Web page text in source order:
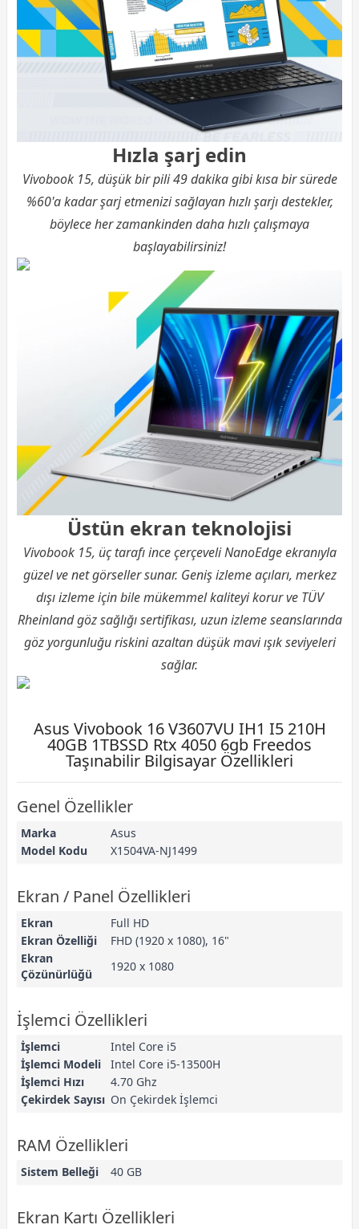
Hızla şarj edin
Vivobook 15, düşük bir pili 49 dakika gibi kısa bir sürede
%60'a kadar şarj etmenizi sağlayan hızlı şarjı destekler,
böylece her zamankinden daha hızlı çalışmaya
başlayabilirsiniz!
Üstün ekran teknolojisi
Vivobook 15, üç tarafı ince çerçeveli NanoEdge ekranıyla
güzel ve net görseller sunar. Geniş izleme açıları, merkez
dışı izleme için bile mükemmel kaliteyi korur ve TÜV
Rheinland göz sağlığı sertifikası, uzun izleme seanslarında
göz yorgunluğu riskini azaltan düşük mavi ışık seviyeleri
sağlar.
Asus Vivobook 16 V3607VU IH1 I5 210H
40GB 1TBSSD Rtx 4050 6gb Freedos
Taşınabilir Bilgisayar Özellikleri
Genel Özellikler
Marka
Asus
Model Kodu
X1504VA-NJ1499
Ekran / Panel Özellikleri
Ekran
Full HD
Ekran Özelliği
FHD (1920 x 1080), 16"
Ekran
Çözünürlüğü
1920 x 1080
İşlemci Özellikleri
İşlemci
Intel Core i5
İşlemci Modeli
Intel Core i5-13500H
İşlemci Hızı
4.70 Ghz
Çekirdek Sayısı On Çekirdek İşlemci
RAM Özellikleri
Sistem Belleği 40 GB
Ekran Kartı Özellikleri